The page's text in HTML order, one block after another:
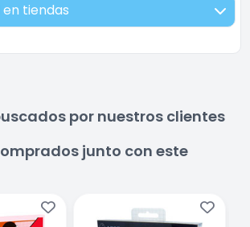
tiendas
por nuestros clientes
junto con este